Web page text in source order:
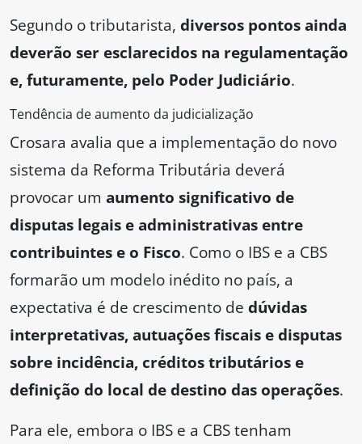
Segundo o tributarista, diversos pontos ainda
deverão ser esclarecidos na regulamentação
e, futuramente, pelo Poder Judiciário.
Tendência de aumento da judicialização
Crosara avalia que a implementação do novo
sistema da Reforma Tributária deverá
provocar um aumento significativo de
disputas legais e administrativas entre
contribuintes e o Fisco. Como o IBS e a CBS
formarão um modelo inédito no país, a
expectativa é de crescimento de dúvidas
interpretativas, autuações fiscais e disputas
sobre incidência, créditos tributários e
definição do local de destino das operações.
Para ele, embora o IBS e a CBS tenham